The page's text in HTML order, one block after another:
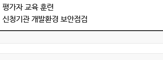
평가자 교육 훈련
신청기관 개발환경 보안점검